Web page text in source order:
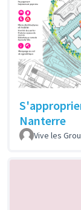
Nanterre
Vive les